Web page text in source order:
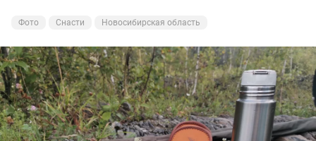
Фото Снасти Новосибирская область